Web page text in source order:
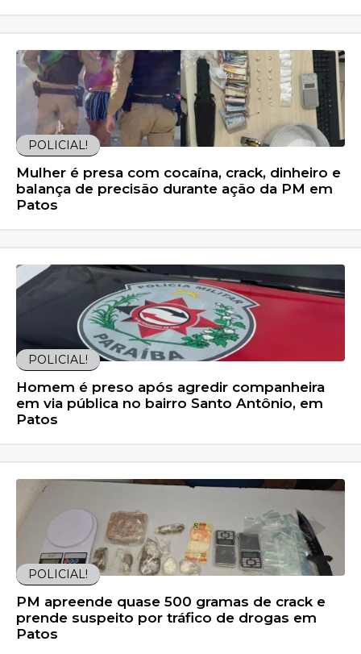
POLICIAL!
Mulher é presa com cocaína, crack, dinheiro e
balança de precisão durante ação da PM em
Patos
POLICIAL!
Homem é preso após agredir companheira
em via pública no bairro Santo Antônio, em
Patos
POLICIAL!
PM apreende quase 500 gramas de crack e
prende suspeito por tráfico de drogas em
Patos